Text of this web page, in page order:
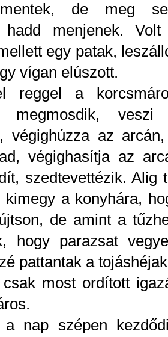
de meg
hadd menjenek.
egy patak,
vígan elúszott.
reggel a
megmosdik,
végighúzza az
végighasítja az
szedtevettézik. Alig
kimegy a konyhára,
de amint a
hogy parazsat
pattantak a
most ordított
nap szépen